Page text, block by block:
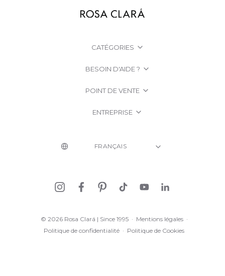
CATÉGORIES
BESOIN D'AIDE ?
POINT DE VENTE
ENTREPRISE
© 2026 Rosa Clará | Since 1995 · Mentions légales ·
Politique de confidentialité · Politique de Cookies